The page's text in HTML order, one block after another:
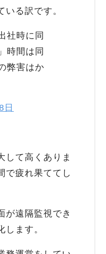
る訳です。
社時に同
時間は同
弊害はか
日
して高くありま
で疲れ果ててし
が遠隔監視でき
ます。